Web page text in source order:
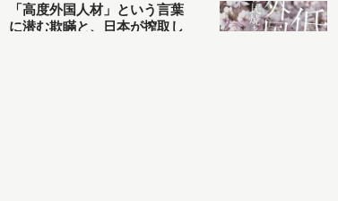
「高度外国人材」という言葉
に潜む欺瞞と、日本が搾取し